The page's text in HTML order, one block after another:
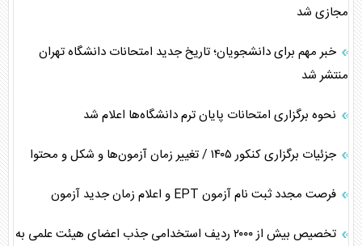
مجازی شد
خبر مهم برای دانشجویان؛ تاریخ جدید امتحانات دانشگاه تهران
منتشر شد
نحوه برگزاری امتحانات پایان ترم دانشگاه‌ها اعلام شد
جزئیات برگزاری کنکور ۱۴۰۵ / تغییر زمان آزمون‌ها و شکل و محتوا
فرصت مجدد ثبت نام آزمون EPT و اعلام زمان جدید آزمون
تخصیص بیش از ۲۰۰۰ ردیف استخدامی جذب اعضای هیئت علمی به